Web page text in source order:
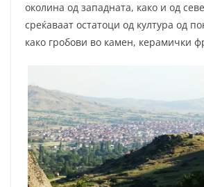
околина од западната, како и од
среќаваат остатоци од култура од
како гробови во камен, керамички